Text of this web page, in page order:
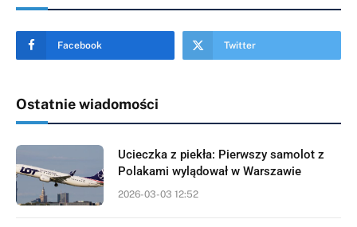
Facebook Twitter
Ostatnie wiadomości
Ucieczka z piekła: Pierwszy samolot z
Polakami wylądował w Warszawie
2026-03-03 12:52